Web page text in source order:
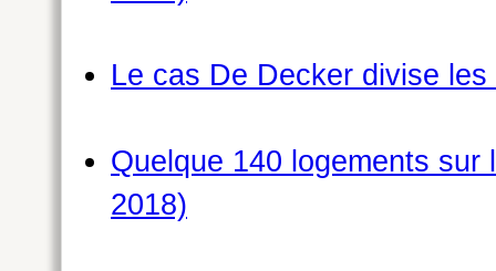
Le cas De Decker divise
Quelque 140 logements
2018)